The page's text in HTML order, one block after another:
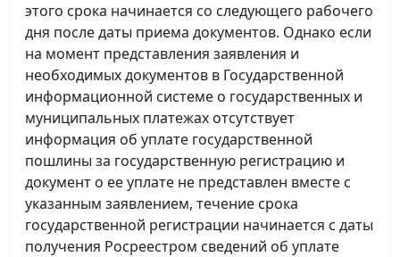
этого срока начинается со следующего рабочего
дня после даты приема документов. Однако если
на момент представления заявления и
необходимых документов в Государственной
информационной системе о государственных и
муниципальных платежах отсутствует
информация об уплате государственной
пошлины за государственную регистрацию и
документ о ее уплате не представлен вместе с
указанным заявлением, течение срока
государственной регистрации начинается с даты
получения Росреестром сведений об уплате